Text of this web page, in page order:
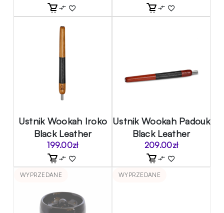
Ustnik Wookah Iroko
Black Leather
199.00zł
Ustnik Wookah Padouk
Black Leather
209.00zł
WYPRZEDANE WYPRZEDANE